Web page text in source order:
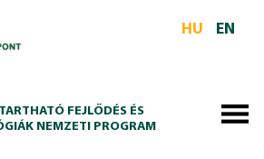
HU
EN
FEJLŐDÉS ÉS
NEMZETI PROGRAM